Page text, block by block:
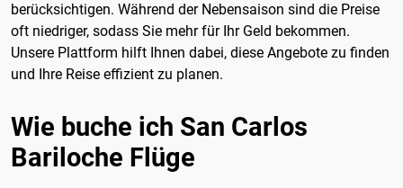
berücksichtigen. Während der Nebensaison sind die Preise
oft niedriger, sodass Sie mehr für Ihr Geld bekommen.
Unsere Plattform hilft Ihnen dabei, diese Angebote zu finden
und Ihre Reise effizient zu planen.
Wie buche ich San Carlos
Bariloche Flüge